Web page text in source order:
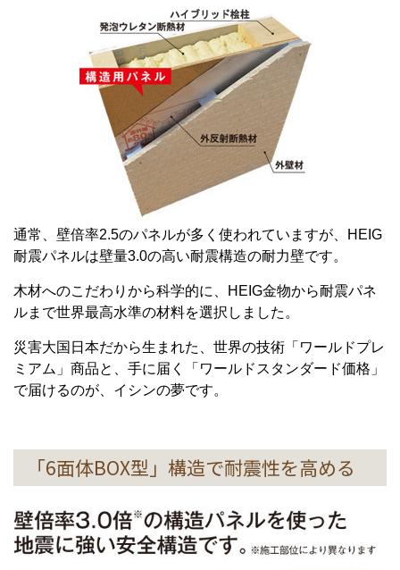
通常、壁倍率2.5のパネルが多く使われていますが、HEIG
耐震パネルは壁量3.0の高い耐震構造の耐力壁です。
木材へのこだわりから科学的に、HEIG金物から耐震パネ
ルまで世界最高水準の材料を選択しました。
災害大国日本だから生まれた、世界の技術「ワールドプレ
ミアム」商品と、手に届く「ワールドスタンダード価格」
で届けるのが、イシンの夢です。
「6面体BOX型」構造で耐震性を高める